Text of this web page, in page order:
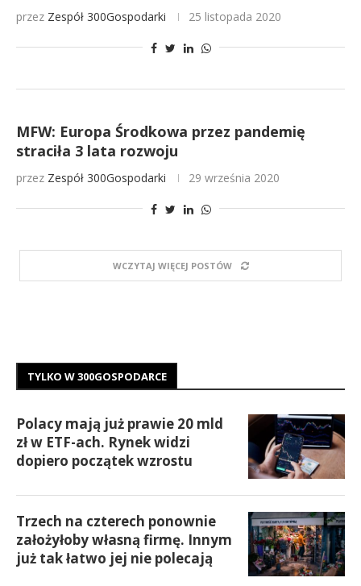
przez Zespół 300Gospodarki 25 listopada 2020
MFW: Europa Środkowa przez pandemię
straciła 3 lata rozwoju
przez Zespół 300Gospodarki 29 września 2020
WCZYTAJ WIĘCEJ POSTÓW
TYLKO W 300GOSPODARCE
Polacy mają już prawie 20 mld
zł w ETF-ach. Rynek widzi
dopiero początek wzrostu
Trzech na czterech ponownie
założyłoby własną firmę. Innym
już tak łatwo jej nie polecają